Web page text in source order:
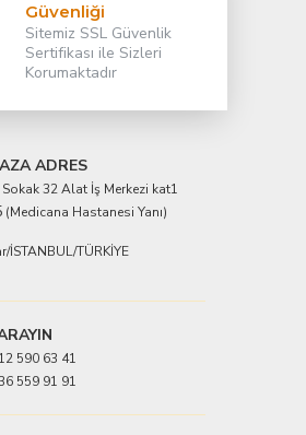
Güvenliği
Sitemiz SSL Güvenlik
Sertifikası ile Sizleri
Korumaktadır
ADRES
Sokak 32 Alat İş Merkezi kat1
(Medicana Hastanesi Yanı)
İSTANBUL/TÜRKİYE
590 63 41
559 91 91